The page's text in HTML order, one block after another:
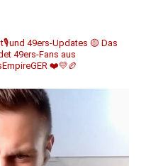
49ers-Updates 🟡 Das
49ers-Fans aus
❤️💛🏉